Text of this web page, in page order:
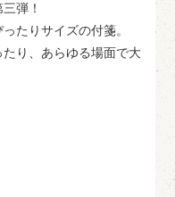
弾！
たりサイズの付箋。
り、あらゆる場面で大